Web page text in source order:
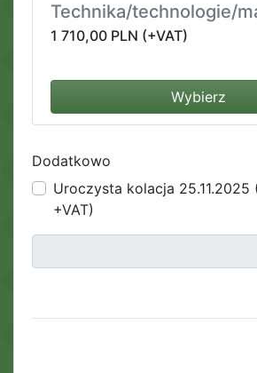
Technika/technologie/
1 710,00 PLN (+VAT)
Wybierz
Dodatkowo
Uroczysta kolacja 25.11.2025
+VAT)